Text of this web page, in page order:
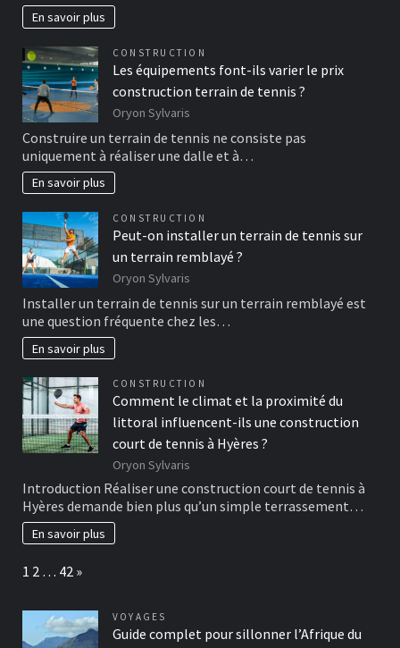
En savoir plus
CONSTRUCTION
Les équipements font-ils varier le prix
construction terrain de tennis ?
Oryon Sylvaris
Construire un terrain de tennis ne consiste pas
uniquement à réaliser une dalle et à…
En savoir plus
CONSTRUCTION
Peut-on installer un terrain de tennis sur
un terrain remblayé ?
Oryon Sylvaris
Installer un terrain de tennis sur un terrain remblayé est
une question fréquente chez les…
En savoir plus
CONSTRUCTION
Comment le climat et la proximité du
littoral influencent-ils une construction
court de tennis à Hyères ?
Oryon Sylvaris
Introduction Réaliser une construction court de tennis à
Hyères demande bien plus qu’un simple terrassement…
En savoir plus
Page:
1 2 … 42 Next
»
VOYAGES
Guide complet pour sillonner l’Afrique du